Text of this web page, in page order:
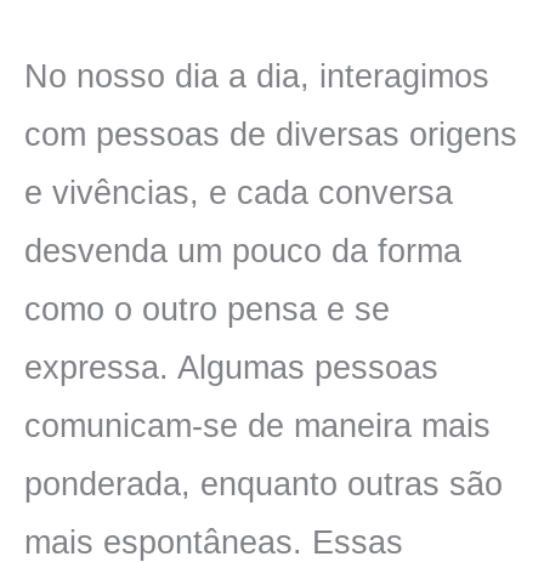
No nosso dia a dia, interagimos
com pessoas de diversas origens
e vivências, e cada conversa
desvenda um pouco da forma
como o outro pensa e se
expressa. Algumas pessoas
comunicam-se de maneira mais
ponderada, enquanto outras são
mais espontâneas. Essas